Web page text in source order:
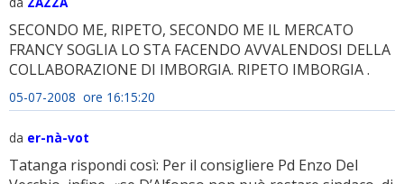
SECONDO ME, RIPETO, SECONDO ME IL MERCATO
FRANCY SOGLIA LO STA FACENDO AVVALENDOSI DELLA
COLLABORAZIONE DI IMBORGIA. RIPETO IMBORGIA .
05-07-2008 ore 16:15:20
da er-nà-vot
Tatanga rispondi così: Per il consigliere Pd Enzo Del